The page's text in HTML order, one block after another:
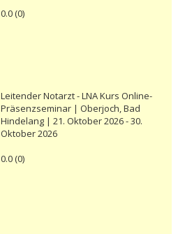
0.0(0)
Leitender Notarzt - LNA Kurs Online-
Präsenzseminar | Oberjoch, Bad
Hindelang | 21. Oktober 2026 - 30.
Oktober 2026
0.0(0)